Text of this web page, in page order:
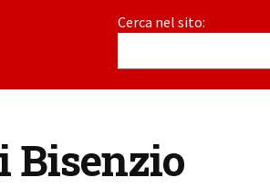
Cerca nel sito:
Bisenzio